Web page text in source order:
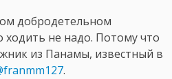
добродетельном
ходить не надо. Потому что
из Панамы, известный в
.